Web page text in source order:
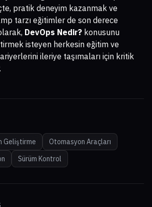
pratik deneyim kazanmak ve
tarzı eğitimler de son derece
DevOps Nedir? konusunu
isteyen herkesin eğitim ve
ileriye taşımaları için kritik
Geliştirme
Otomasyon Araçları
Sürüm Kontrol